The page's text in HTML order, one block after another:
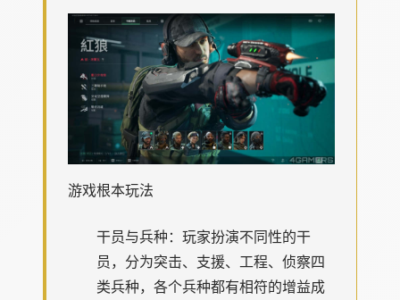
游戏根本玩法
干员与兵种：玩家扮演不同性的干
员，分为突击、支援、工程、侦察四
类兵种，各个兵种都有相符的增益成